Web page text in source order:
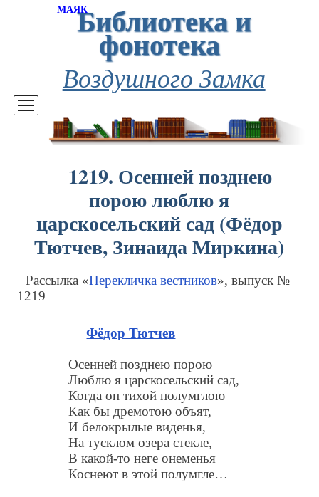
МАЯКБиблиотека и
фонотека
Воздушного Замка
1219. Осенней позднею
порою люблю я
царскосельский сад (Фёдор
Тютчев, Зинаида Миркина)
Рассылка «Перекличка вестников», выпуск №
1219
Фёдор Тютчев
Осенней позднею порою
Люблю я царскосельский сад,
Когда он тихой полумглою
Как бы дремотою объят,
И белокрылые виденья,
На тусклом озера стекле,
В какой-то неге онеменья
Коснеют в этой полумгле…